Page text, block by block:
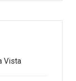
Vista